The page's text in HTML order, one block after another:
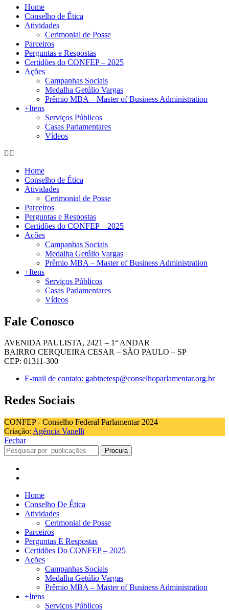
Home
Conselho de Ética
Atividades
Cerimonial de Posse
Parceiros
Perguntas e Respostas
Certidões do CONFEP – 2025
Ações
Campanhas Sociais
Medalha Getúlio Vargas
Prêmio MBA – Master of Business Administration
+Itens
Serviços Públicos
Casas Parlamentares
Vídeos
Home
Conselho de Ética
Atividades
Cerimonial de Posse
Parceiros
Perguntas e Respostas
Certidões do CONFEP – 2025
Ações
Campanhas Sociais
Medalha Getúlio Vargas
Prêmio MBA – Master of Business Administration
+Itens
Serviços Públicos
Casas Parlamentares
Vídeos
Fale Conosco
AVENIDA PAULISTA, 2421 – 1° ANDAR
BAIRRO CERQUEIRA CESAR – SÃO PAULO – SP
CEP: 01311-300
E-mail de contato: gabinetesp@conselhoparlamentar.org.br
Redes Sociais
CONFEP - Conselho Federal Parlamentar 2024
Criação: Agência Vanelli
Fechar
Procura
Home
Conselho De Ética
Atividades
Cerimonial de Posse
Parceiros
Perguntas E Respostas
Certidões Do CONFEP – 2025
Ações
Campanhas Sociais
Medalha Getúlio Vargas
Prêmio MBA – Master of Business Administration
+Itens
Serviços Públicos